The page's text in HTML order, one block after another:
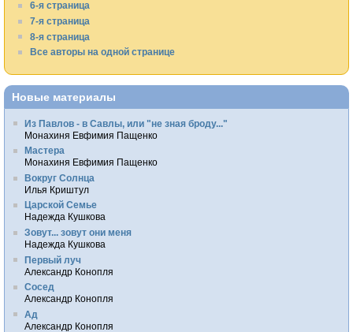
6-я страница
7-я страница
8-я страница
Все авторы на одной странице
Новые материалы
Из Павлов - в Савлы, или "не зная броду..."
Монахиня Евфимия Пащенко
Мастера
Монахиня Евфимия Пащенко
Вокруг Солнца
Илья Криштул
Царской Семье
Надежда Кушкова
Зовут... зовут они меня
Надежда Кушкова
Первый луч
Александр Конопля
Сосед
Александр Конопля
Ад
Александр Конопля